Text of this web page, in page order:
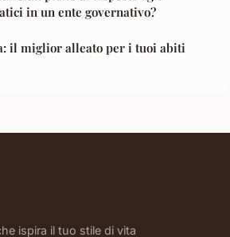
in un ente governativo?
il miglior alleato per i tuoi abiti
ispira il tuo stile di vita